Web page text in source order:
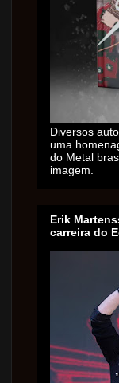
Diversos
uma
do Metal
imagem.
Erik
carreira do